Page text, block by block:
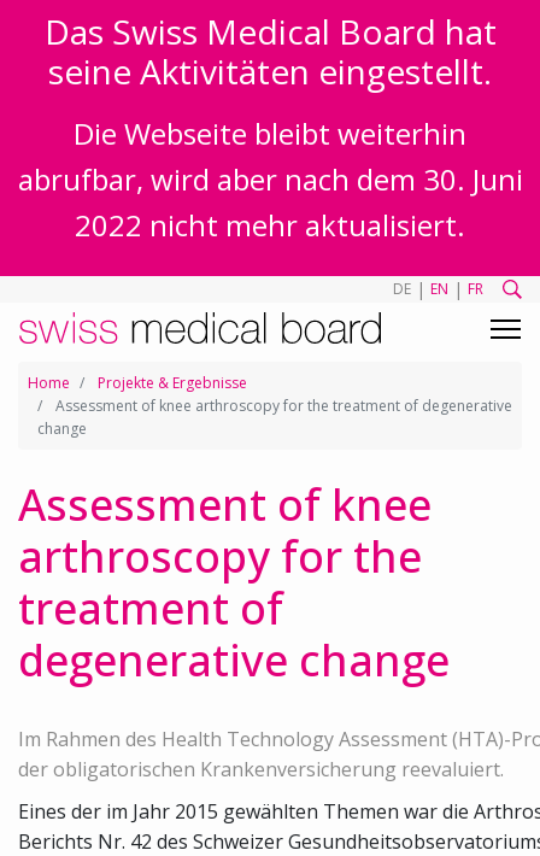
Das Swiss Medical Board hat
seine Aktivitäten eingestellt.
Die Webseite bleibt weiterhin
abrufbar, wird aber nach dem 30. Juni
2022 nicht mehr aktualisiert.
DE | EN | FR
Home
Projekte & Ergebnisse
Assessment of knee arthroscopy for the treatment of degenerative
change
Assessment of knee
arthroscopy for the
treatment of
degenerative change
Im Rahmen des Health Technology Assessment (HTA)-
der obligatorischen Krankenversicherung reevaluiert.
Eines der im Jahr 2015 gewählten Themen war die
Berichts Nr. 42 des Schweizer